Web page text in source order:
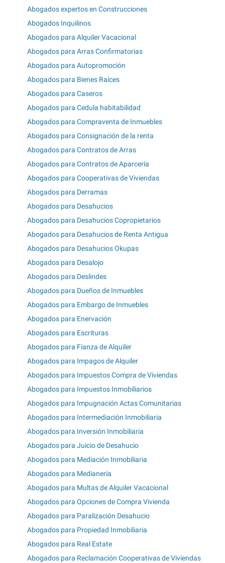
Abogados expertos en Construcciones
Abogados Inquilinos
Abogados para Alquiler Vacacional
Abogados para Arras Confirmatorias
Abogados para Autopromoción
Abogados para Bienes Raíces
Abogados para Caseros
Abogados para Cedula habitabilidad
Abogados para Compraventa de Inmuebles
Abogados para Consignación de la renta
Abogados para Contratos de Arras
Abogados para Contratos de Aparcería
Abogados para Cooperativas de Viviendas
Abogados para Derramas
Abogados para Desahucios
Abogados para Desahucios Copropietarios
Abogados para Desahucios de Renta Antigua
Abogados para Desahucios Okupas
Abogados para Desalojo
Abogados para Deslindes
Abogados para Dueños de Inmuebles
Abogados para Embargo de Inmuebles
Abogados para Enervación
Abogados para Escrituras
Abogados para Fianza de Alquiler
Abogados para Impagos de Alquiler
Abogados para Impuestos Compra de Viviendas
Abogados para Impuestos Inmobiliarios
Abogados para Impugnación Actas Comunitarias
Abogados para Intermediación Inmobiliaria
Abogados para Inversión Inmobiliaria
Abogados para Juicio de Desahucio
Abogados para Mediación Inmobiliaria
Abogados para Medianería
Abogados para Multas de Alquiler Vacacional
Abogados para Opciones de Compra Vivienda
Abogados para Paralización Desahucio
Abogados para Propiedad Inmobiliaria
Abogados para Real Estate
Abogados para Reclamación Cooperativas de Viviendas